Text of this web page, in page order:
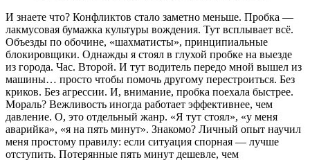
И знаете что? Конфликтов стало заметно меньше. Пробка —
лакмусовая бумажка культуры вождения. Тут всплывает всё.
Объезды по обочине, «шахматисты», принципиальные
блокировщики. Однажды я стоял в глухой пробке на выезде
из города. Час. Второй. И тут водитель передо мной вышел из
машины… просто чтобы помочь другому перестроиться. Без
криков. Без агрессии. И, внимание, пробка поехала быстрее.
Мораль? Вежливость иногда работает эффективнее, чем
давление. О, это отдельный жанр. «Я тут стоял», «у меня
аварийка», «я на пять минут». Знакомо? Личный опыт научил
меня простому правилу: если ситуация спорная — лучше
отступить. Потерянные пять минут дешевле, чем